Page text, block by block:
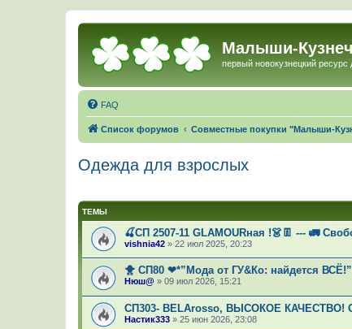
Малыши-
первый новокузнецкий
FAQ
Список форумов Совместные покупки "Малыши-
Одежда для взрослых
ТЕМЫ
🍒СП 2507-11 GLAMOURная !👗👖 --- 🚛
vishnia42 » 22 июл 2025, 20:23
🐥 СП80 ❤*”Мода от ГУ&Ко: найдется
Нюш@ » 09 июл 2026, 15:21
СП303- ВЕLАrosso, ВЫСОКОЕ КАЧЕСТВО!
Настик333 » 25 июн 2026, 23:08